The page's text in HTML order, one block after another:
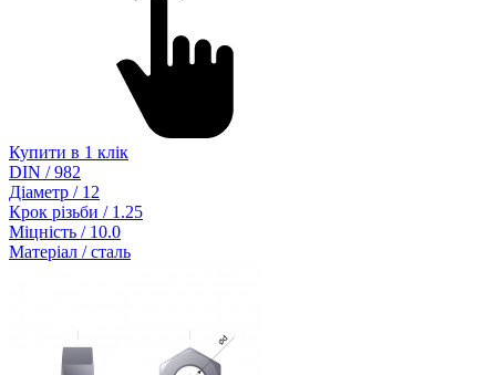
Купити в 1 клік
DIN / 982
Діаметр / 12
Крок різьби / 1.25
Міцність / 10.0
Матеріал / сталь